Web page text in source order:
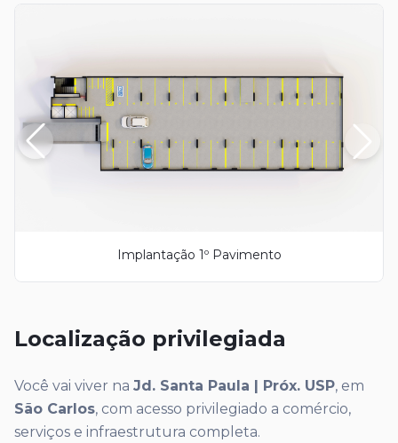
Implantação 1º Pavimento
Localização privilegiada
Você vai viver na Jd. Santa Paula | Próx. USP, em
São Carlos, com acesso privilegiado a comércio,
serviços e infraestrutura completa.